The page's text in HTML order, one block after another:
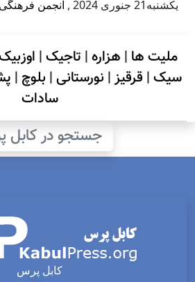
يكشنبه21 جنوری 2024 , انجمن
ملیت ها | هزاره| تاجیک|
سیک| قرقیز| نورستانی| بلوچ |
سادات
جستجو در کابل
کابل پرس